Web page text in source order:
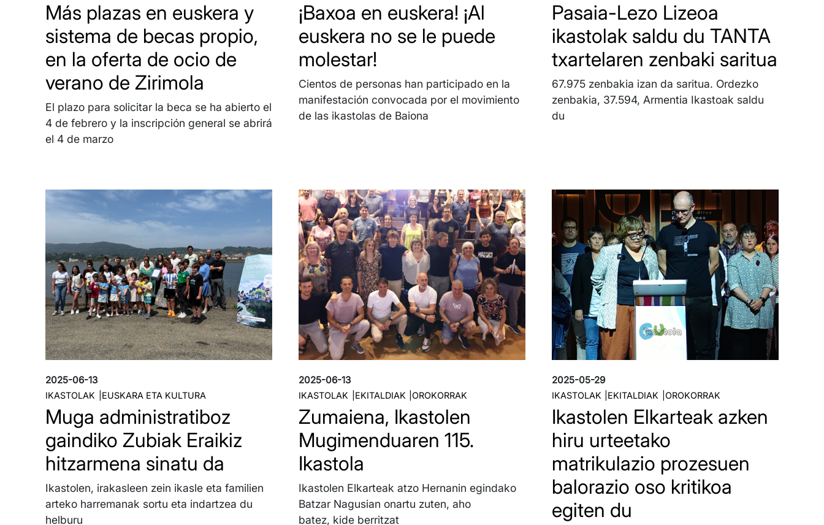
Más plazas en euskera y
sistema de becas propio,
en la oferta de ocio de
verano de Zirimola
El plazo para solicitar la beca se ha abierto el
4 de febrero y la inscripción general se abrirá
el 4 de marzo
¡Baxoa en euskera! ¡Al
euskera no se le puede
molestar!
Cientos de personas han participado en la
manifestación convocada por el movimiento
de las ikastolas de Baiona
Pasaia-Lezo Lizeoa
ikastolak saldu du TANTA
txartelaren zenbaki saritua
67.975 zenbakia izan da saritua. Ordezko
zenbakia, 37.594, Armentia Ikastoak saldu
du
Irudia
2025-06-13
IKASTOLAK EUSKARA ETA KULTURA
Muga administratiboz
gaindiko Zubiak Eraikiz
hitzarmena sinatu da
Ikastolen, irakasleen zein ikasle eta familien
arteko harremanak sortu eta indartzea du
helburu
Irudia
2025-06-13
IKASTOLAK EKITALDIAK OROKORRAK
Zumaiena, Ikastolen
Mugimenduaren 115.
Ikastola
Ikastolen Elkarteak atzo Hernanin egindako
Batzar Nagusian onartu zuten, aho
batez, kide berritzat
Irudia
2025-05-29
IKASTOLAK EKITALDIAK OROKORRAK
Ikastolen Elkarteak azken
hiru urteetako
matrikulazio prozesuen
balorazio oso kritikoa
egiten du